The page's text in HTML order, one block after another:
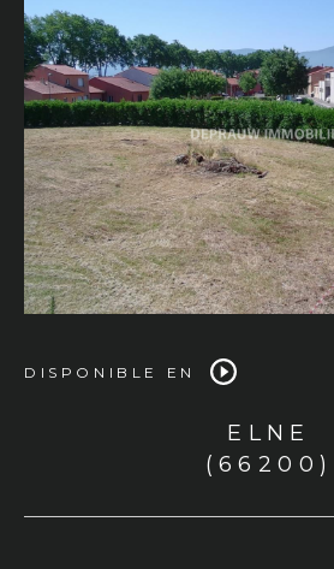
DISPONIBLE EN
ELNE
(66200)